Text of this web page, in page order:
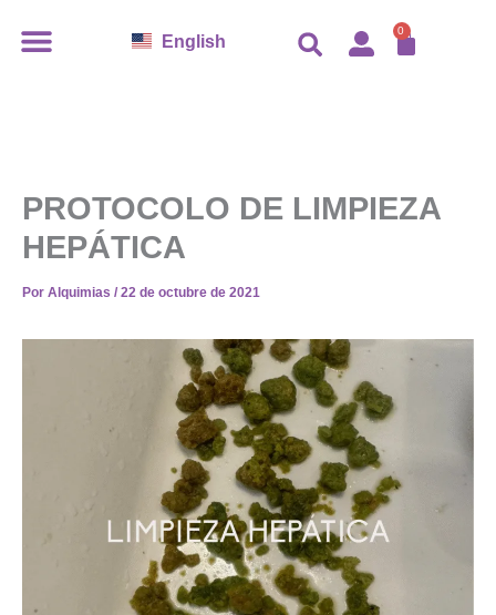
English 0
PROTOCOLO DE LIMPIEZA
HEPÁTICA
Por Alquimias / 22 de octubre de 2021